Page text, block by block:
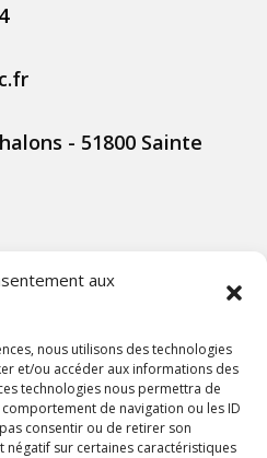
aux
nous utilisons des technologies
et/ou accéder aux informations des
technologies nous permettra de
de navigation ou les ID
consentir ou de retirer son
négatif sur certaines caractéristiques
- 51800 Sainte